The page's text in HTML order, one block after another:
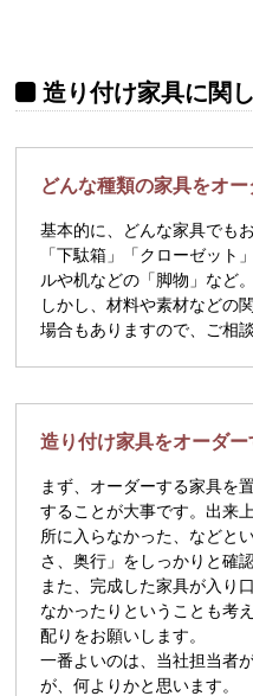
造り付け家具に関
どんな種類の家具をオ
基本的に、どんな家具でも
「下駄箱」「クローゼット
ルや机などの「脚物」など。
しかし、材料や素材などの
場合もありますので、ご相
造り付け家具をオーダ
まず、オーダーする家具を
することが大事です。出来
所に入らなかった、などと
さ、奥行」をしっかりと確
また、完成した家具が入り
なかったりということも考
配りをお願いします。
一番よいのは、当社担当者
が、何よりかと思います。